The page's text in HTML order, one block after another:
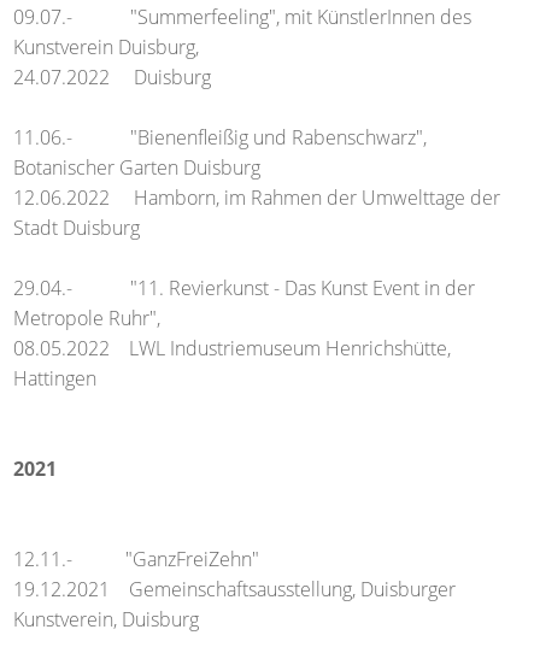
09.07.- "Summerfeeling", mit KünstlerInnen des
Kunstverein Duisburg,
24.07.2022 Duisburg
11.06.- "Bienenfleißig und Rabenschwarz",
Botanischer Garten Duisburg
12.06.2022 Hamborn, im Rahmen der Umwelttage der
Stadt Duisburg
29.04.- "11. Revierkunst - Das Kunst Event in der
Metropole Ruhr",
08.05.2022 LWL Industriemuseum Henrichshütte,
Hattingen
2021
12.11.- "GanzFreiZehn"
19.12.2021 Gemeinschaftsausstellung, Duisburger
Kunstverein, Duisburg